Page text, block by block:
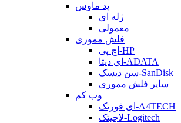
پد ماوس
ژله ای
معمولی
فلش مموری
اچ پی-HP
ای دیتا-ADATA
سن دیسک-SanDisk
سایر فلش مموری
وب کم
ای فورتک-A4TECH
لاجیتک-Logitech